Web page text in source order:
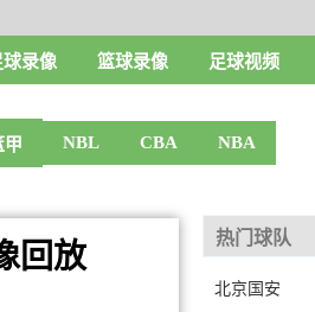
球录像 篮球录像 足球视频
甲 NBL CBA NBA
回放
热门球队
北京国安